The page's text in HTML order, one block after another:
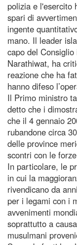
polizia e l'esercito
spari di
ingente
mano. Il leader
capo del
Narathiwat, ha
reazione che ha
hanno difeso
Il Primo ministro
detto che i
che il 4 gennaio
rubandone circa
delle province
scontri con le
In particolare, le
in cui la
rivendicano da
per i legami con i
avvenimenti
soprattutto a
musulmani